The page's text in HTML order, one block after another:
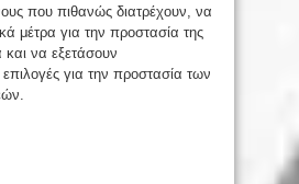
που πιθανώς διατρέχουν, να
μέτρα για την προστασία της
και να εξετάσουν
για την προστασία των